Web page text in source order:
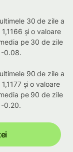
30 de zile a
și o valoare
pe 30 de zile
-0.08.
90 de zile a
și o valoare
pe 90 de zile
-0.20.